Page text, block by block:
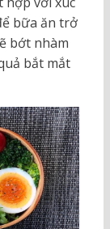
bữa ăn trở
bớt nhàm
bắt mắt